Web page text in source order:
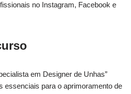
no Instagram, Facebook e
em Designer de Unhas”
essenciais para o aprimoramento de